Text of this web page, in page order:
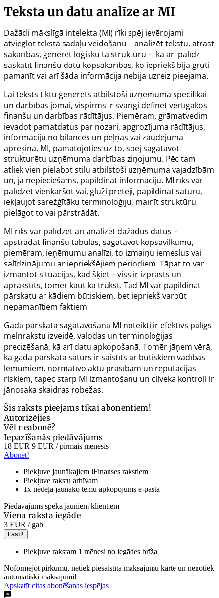
Teksta un datu analīze ar MI
Dažādi mākslīgā intelekta (MI) rīki spēj ievērojami
atvieglot teksta sadaļu veidošanu – analizēt tekstu, atrast
sakarības, ģenerēt loģisku tā struktūru –, kā arī palīdz
saskatīt finanšu datu kopsakarības, ko iepriekš bija grūti
pamanīt vai arī šāda informācija nebija uzreiz pieejama.
Lai teksts tiktu ģenerēts atbilstoši uzņēmuma specifikai
un darbības jomai, vispirms ir svarīgi definēt vērtīgākos
finanšu un darbības rādītājus. Piemēram, grāmatvedim
ievadot pamatdatus par nozari, apgrozījuma rādītājus,
informāciju no bilances un peļņas vai zaudējuma
aprēķina, MI, pamatojoties uz to, spēj sagatavot
strukturētu uzņēmuma darbības ziņojumu. Pēc tam
atliek vien pielabot stilu atbilstoši uzņēmuma vajadzībām
un, ja nepieciešams, papildināt informāciju. MI rīks var
palīdzēt vienkāršot vai, gluži pretēji, papildināt saturu,
iekļaujot sarežģītāku terminoloģiju, mainīt struktūru,
pielāgot to vai pārstrādāt.
MI rīks var palīdzēt arī analizēt dažādus datus –
apstrādāt finanšu tabulas, sagatavot kopsavilkumu,
piemēram, ieņēmumu analīzi, to izmaiņu iemeslus vai
salīdzinājumu ar iepriekšējiem periodiem. Tāpat to var
izmantot situācijās, kad šķiet – viss ir izprasts un
aprakstīts, tomēr kaut kā trūkst. Tad MI var papildināt
pārskatu ar kādiem būtiskiem, bet iepriekš varbūt
nepamanītiem faktiem.
Gada pārskata sagatavošanā MI noteikti ir efektīvs palīgs
melnrakstu izveidē, valodas un terminoloģijas
precizēšanā, kā arī datu apkopošanā. Tomēr jāņem vērā,
ka gada pārskata saturs ir saistīts ar būtiskiem vadības
lēmumiem, normatīvo aktu prasībām un reputācijas
riskiem, tāpēc starp MI izmantošanu un cilvēka kontroli ir
jānosaka skaidras robežas.
Šis raksts pieejams tikai abonentiem!
Autorizējies
Vēl neabonē?
Iepazīšanās piedāvājums
18 EUR 9 EUR / pirmais mēnesis
Abonēt!
Piekļuve jaunākajiem iFinanses rakstiem
Piekļuve rakstu arhīvam
1x nedēļā jaunāko tēmu apkopojums e-pastā
Piedāvājums spēkā jauniem klientiem
Viena raksta iegāde
3 EUR / gab.
Lasīt!
Piekļuve rakstam 1 mēnesi no iegādes brīža
Noformējot pirkumu, netiek piesaistīta maksājumu karte un nenotiek
automātiski maksājumi!
Apskatīt citas abonēšanas iespējas